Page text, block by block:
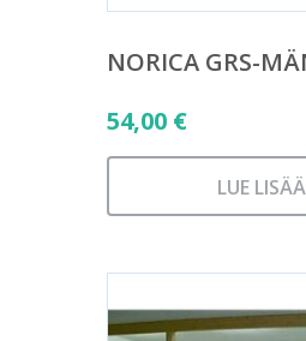
NORICA GRS-
54,00 €
LUE